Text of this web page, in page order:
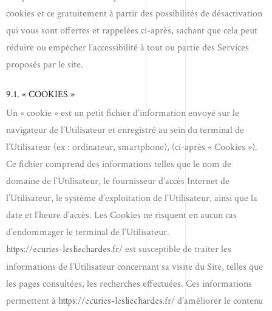
cookies et ce gratuitement à partir des possibilités de désactivation
qui vous sont offertes et rappelées ci-après, sachant que cela peut
réduire ou empêcher l’accessibilité à tout ou partie des Services
proposés par le site.
9.1. « COOKIES »
Un « cookie » est un petit fichier d’information envoyé sur le
navigateur de l’Utilisateur et enregistré au sein du terminal de
l’Utilisateur (ex : ordinateur, smartphone), (ci-après « Cookies »).
Ce fichier comprend des informations telles que le nom de
domaine de l’Utilisateur, le fournisseur d’accès Internet de
l’Utilisateur, le système d’exploitation de l’Utilisateur, ainsi que la
date et l’heure d’accès. Les Cookies ne risquent en aucun cas
d’endommager le terminal de l’Utilisateur.
https://ecuries-lesliechardes.fr/est susceptible de traiter les
informations de l’Utilisateur concernant sa visite du Site, telles que
les pages consultées, les recherches effectuées. Ces informations
permettent à https://ecuries-lesliechardes.fr/d’améliorer le contenu